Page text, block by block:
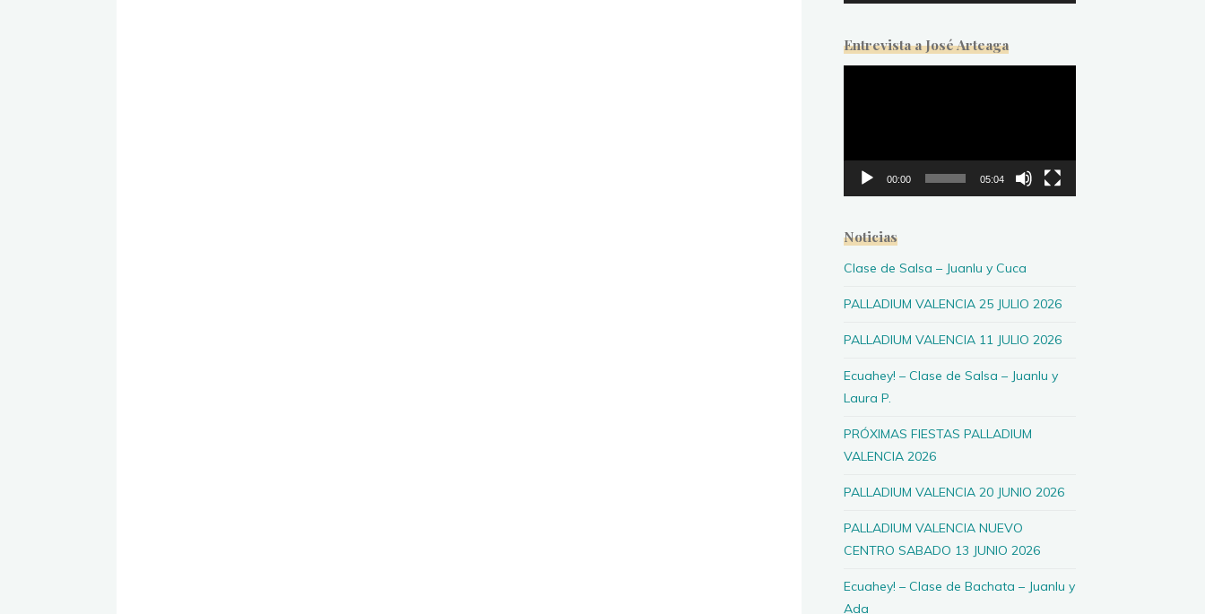
Entrevista a José Arteaga
00:00 05:04
Noticias
Clase de Salsa – Juanlu y Cuca
PALLADIUM VALENCIA 25 JULIO 2026
PALLADIUM VALENCIA 11 JULIO 2026
Ecuahey! – Clase de Salsa – Juanlu y
Laura P.
PRÓXIMAS FIESTAS PALLADIUM
VALENCIA 2026
PALLADIUM VALENCIA 20 JUNIO 2026
PALLADIUM VALENCIA NUEVO
CENTRO SABADO 13 JUNIO 2026
Ecuahey! – Clase de Bachata – Juanlu y
Ada